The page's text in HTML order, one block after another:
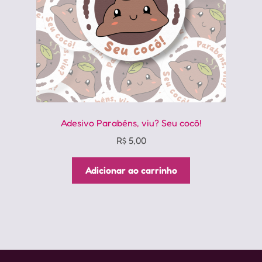
página
do
produto
Adesivo Parabéns, viu? Seu cocô!
R$5,00
Adicionar ao carrinho